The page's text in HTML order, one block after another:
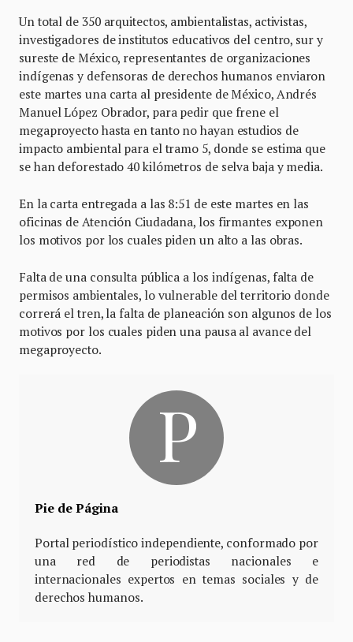
Un total de 350 arquitectos, ambientalistas, activistas,
investigadores de institutos educativos del centro, sur y
sureste de México, representantes de organizaciones
indígenas y defensoras de derechos humanos enviaron
este martes una carta al presidente de México, Andrés
Manuel López Obrador, para pedir que frene el
megaproyecto hasta en tanto no hayan estudios de
impacto ambiental para el tramo 5, donde se estima que
se han deforestado 40 kilómetros de selva baja y media.
En la carta entregada a las 8:51 de este martes en las
oficinas de Atención Ciudadana, los firmantes exponen
los motivos por los cuales piden un alto a las obras.
Falta de una consulta pública a los indígenas, falta de
permisos ambientales, lo vulnerable del territorio donde
correrá el tren, la falta de planeación son algunos de los
motivos por los cuales piden una pausa al avance del
megaproyecto.
Pie de Página
Portal periodístico independiente, conformado por
una red de periodistas nacionales e
internacionales expertos en temas sociales y de
derechos humanos.